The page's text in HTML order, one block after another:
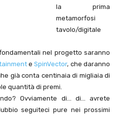
la prima
metamorfosi
tavolo/digitale
nel progetto saranno
eSpinVector, che daranno
già conta centinaia di migliaia di
quantità di premi.
Ovviamente di… di… avrete
seguiteci pure nei prossimi